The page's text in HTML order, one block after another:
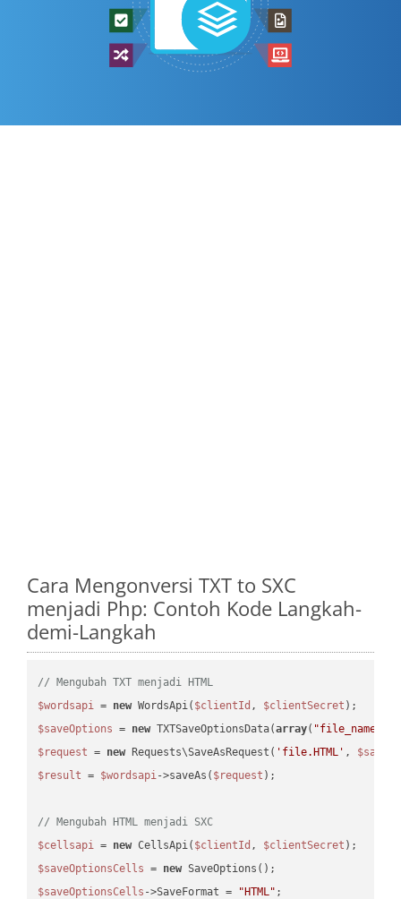
Cara Mengonversi TXT to SXC
menjadi Php: Contoh Kode Langkah-
demi-Langkah
// Mengubah TXT menjadi HTML
$wordsapi = new WordsApi( $clientId , $clientSecret
$saveOptions = new TXTSaveOptionsData(array( "file_name"
$request = new Requests\SaveAsRequest( 'file.HTML' ,
$result = $wordsapi->saveAs( $request );
// Mengubah HTML menjadi SXC
$cellsapi = new CellsApi( $clientId , $clientSecret
$saveOptionsCells = new
$saveOptionsCells ->SaveFormat = "HTML"